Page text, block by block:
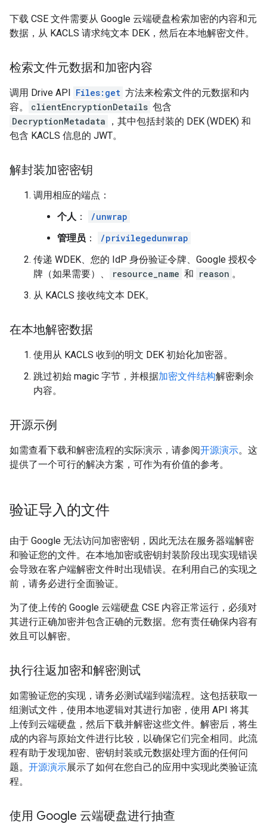
下载 CSE 文件需要从 Google 云端硬盘检索加密的内容和元
数据，从 KACLS 请求纯文本 DEK，然后在本地解密文件。
检索文件元数据和加密内容
调用 Drive API Files:get 方法来检索文件的元数据和内
容。
clientEncryptionDetails 包含
DecryptionMetadata
，其中包括封装的 DEK (WDEK) 和
包含 KACLS 信息的 JWT。
解封装加密密钥
调用相应的端点：
个人 ：
/unwrap
管理员 ：
/privilegedunwrap
传递 WDEK、您的 IdP 身份验证令牌、Google 授权令
牌（如果需要）、
resource_name 和 reason 。
从 KACLS 接收纯文本 DEK。
在本地解密数据
使用从 KACLS 收到的明文 DEK 初始化加密器。
跳过初始 magic 字节，并根据加密文件结构解密剩余
内容。
开源示例
如需查看下载和解密流程的实际演示，请参阅开源演示。这
提供了一个可行的解决方案，可作为有价值的参考。
验证导入的文件
由于 Google 无法访问加密密钥，因此无法在服务器端解密
和验证您的文件。在本地加密或密钥封装阶段出现实现错误
会导致在客户端解密文件时出现错误。在利用自己的实现之
前，请务必进行全面验证。
为了使上传的 Google 云端硬盘 CSE 内容正常运行，必须对
其进行正确加密并包含正确的元数据。您有责任确保内容有
效且可以解密。
执行往返加密和解密测试
如需验证您的实现，请务必测试端到端流程。这包括获取一
组测试文件，使用本地逻辑对其进行加密，使用 API 将其
上传到云端硬盘，然后下载并解密这些文件。解密后，将生
成的内容与原始文件进行比较，以确保它们完全相同。此流
程有助于发现加密、密钥封装或元数据处理方面的任何问
题。 开源演示展示了如何在您自己的应用中实现此类验证流
程。
使用 Google 云端硬盘进行抽查